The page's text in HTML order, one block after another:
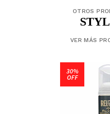
OTROS
VER MÁS
30%
OFF